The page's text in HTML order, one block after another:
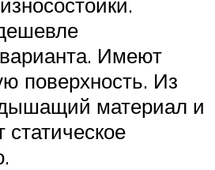
Имеют
поверхность. Из
материал и